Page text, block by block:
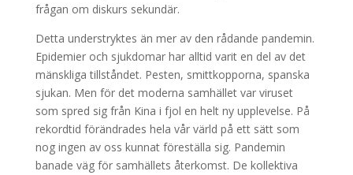
frågan om diskurs sekundär.
Detta understryktes än mer av den rådande pandemin.
Epidemier och sjukdomar har alltid varit en del av det
mänskliga tillståndet. Pesten, smittkopporna, spanska
sjukan. Men för det moderna samhället var viruset
som spred sig från Kina i fjol en helt ny upplevelse. På
rekordtid förändrades hela vår värld på ett sätt som
nog ingen av oss kunnat föreställa sig. Pandemin
banade väg för samhällets återkomst. De kollektiva